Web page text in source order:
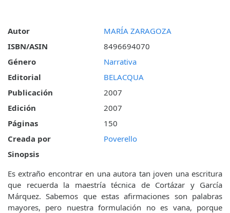
Autor
MARÍA ZARAGOZA
ISBN/ASIN
8496694070
Género
Narrativa
Editorial
BELACQUA
Publicación
2007
Edición
2007
Páginas
150
Creada por
Poverello
Sinopsis
Es extraño encontrar en una autora tan joven una escritura
que recuerda la maestría técnica de Cortázar y García
Márquez. Sabemos que estas afirmaciones son palabras
mayores, pero nuestra formulación no es vana, porque